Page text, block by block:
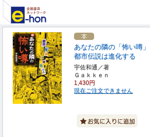
あなたの隣の「怖い噂
都市伝説は進化する
宇佐和通／著
Ｇａｋｋｅｎ
1,430円
現在ご注文できません